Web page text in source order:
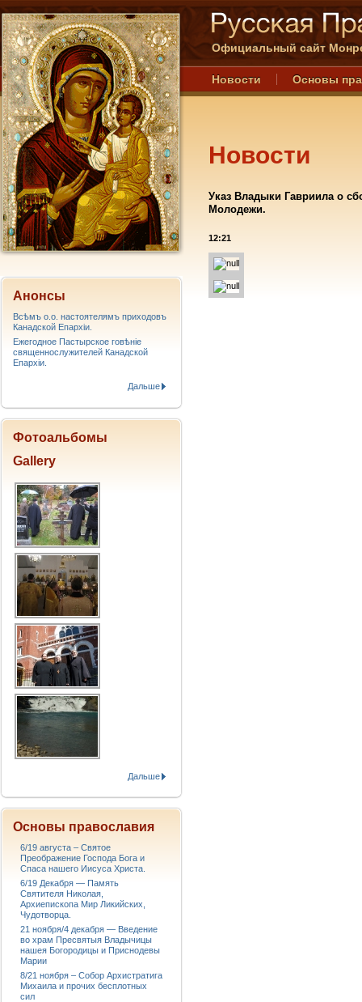
Официальный сайт
Новости Основы
Новости
Указ Владыки Гавриила о
Молодежи.
12:21
Анонсы
Всѣмъ о.о. настоятелямъ приходовъ
Канадской Епархiи.
Ежегодное Пастырское говѣніе
священнослужителей Канадской
Епархіи.
Дальше
Фотоальбомы
Gallery
Дальше
Основы православия
6/19 августа – Святое
Преображение Господа Бога и
Спаса нашего Иисуса Христа.
6/19 Декабря — Память
Святителя Николая,
Архиепископа Мир Ликийских,
Чудотворца.
21 ноября/4 декабря — Введение
во храм Пресвятыя Владычицы
нашея Богородицы и Приснодевы
Марии
8/21 ноября – Собор Архистратига
Михаила и прочих бесплотных
сил